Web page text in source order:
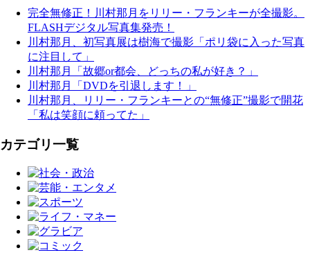
完全無修正！川村那月をリリー・フランキーが全撮影。
FLASHデジタル写真集発売！
川村那月、初写真展は樹海で撮影「ポリ袋に入った写真
に注目して」
川村那月「故郷or都会、どっちの私が好き？」
川村那月「DVDを引退します！」
川村那月、リリー・フランキーとの“無修正”撮影で開花
「私は笑顔に頼ってた」
カテゴリ一覧